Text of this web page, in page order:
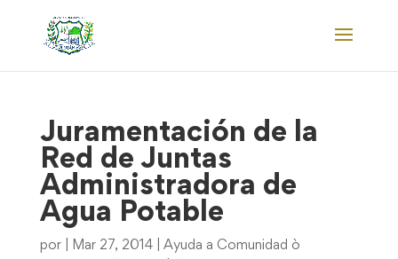
Juramentación de la
Red de Juntas
Administradora de
Agua Potable
por Mar 27, 2014| Ayuda a Comunidad ò